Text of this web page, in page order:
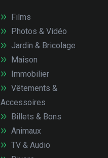
Films
Photos & Vidéo
Jardin & Bricolage
Maison
Immobilier
Vêtements &
Accessoires
Billets & Bons
Animaux
TV & Audio